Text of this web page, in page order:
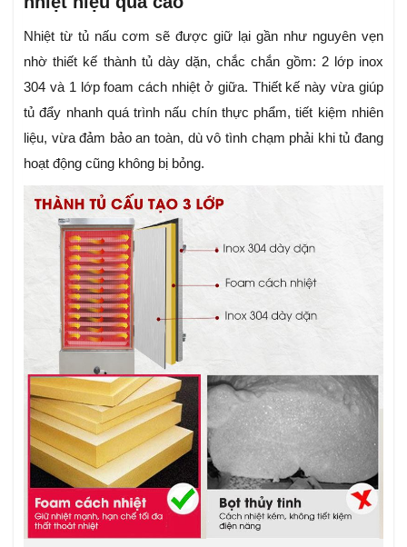
Nhiệt từ tủ nấu cơm sẽ được giữ lại gần như nguyên vẹn
nhờ thiết kế thành tủ dày dặn, chắc chắn gồm: 2 lớp inox
304 và 1 lớp foam cách nhiệt ở giữa. Thiết kế này vừa giúp
tủ đẩy nhanh quá trình nấu chín thực phẩm, tiết kiệm nhiên
liệu, vừa đảm bảo an toàn, dù vô tình chạm phải khi tủ đang
hoạt động cũng không bị bỏng.